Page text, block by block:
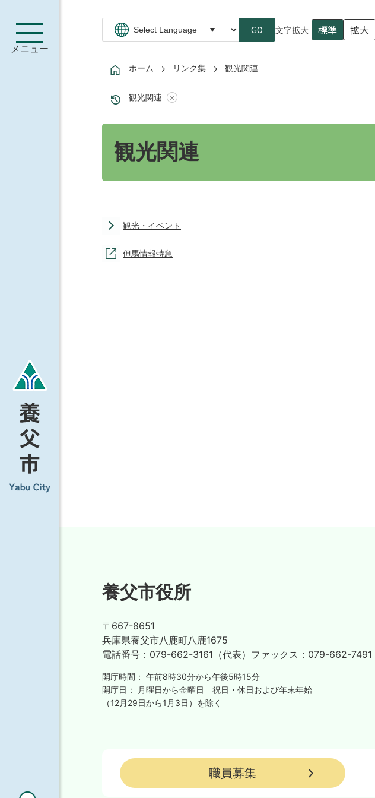
メニュー
GO 文字拡大 標準 拡大
ホーム リンク集 観光関連
観光関連
観光関連
観光・イベント
但馬情報特急
養父市役所
〒667-8651
兵庫県養父市八鹿町八鹿1675
電話番号： 079-662-3161（代表） ファックス： 079-662-7491
開庁時間： 午前8時30分から午後5時15分
開庁日：
月曜日から金曜日
祝日・休日および年末年始
（12月29日から1月3日）を除く
職員募集